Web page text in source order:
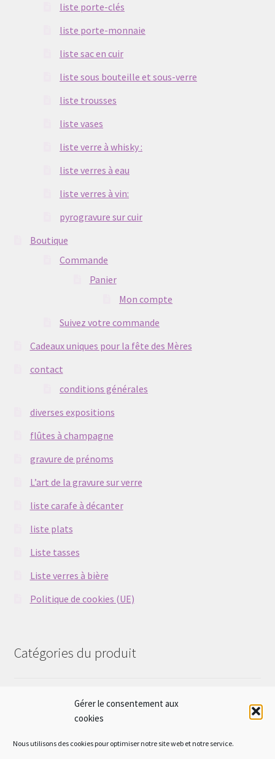
Gérer le consentement aux
cookies
Nous utilisons des cookies pour optimiser notre site web et notre service.
liste verres à eau
pyrogravure sur cuir
verre à cognac ou brandy
liste carafe à eau
liste carafes à décanter
liste cendriers
liste porte-clés
liste porte-monnaie
liste sac en cuir
liste sous bouteille et sous-verre
liste trousses
liste vases
liste verre à whisky :
liste verres à eau
liste verres à vin:
pyrogravure sur cuir
Boutique
Commande
Panier
Mon compte
Suivez votre commande
Cadeaux uniques pour la fête des Mères
contact
conditions générales
diverses expositions
flûtes à champagne
gravure de prénoms
L’art de la gravure sur verre
liste carafe à décanter
liste plats
Liste tasses
Liste verres à bière
Politique de cookies (UE)
Catégories du produit
Sélectionner une catégorie